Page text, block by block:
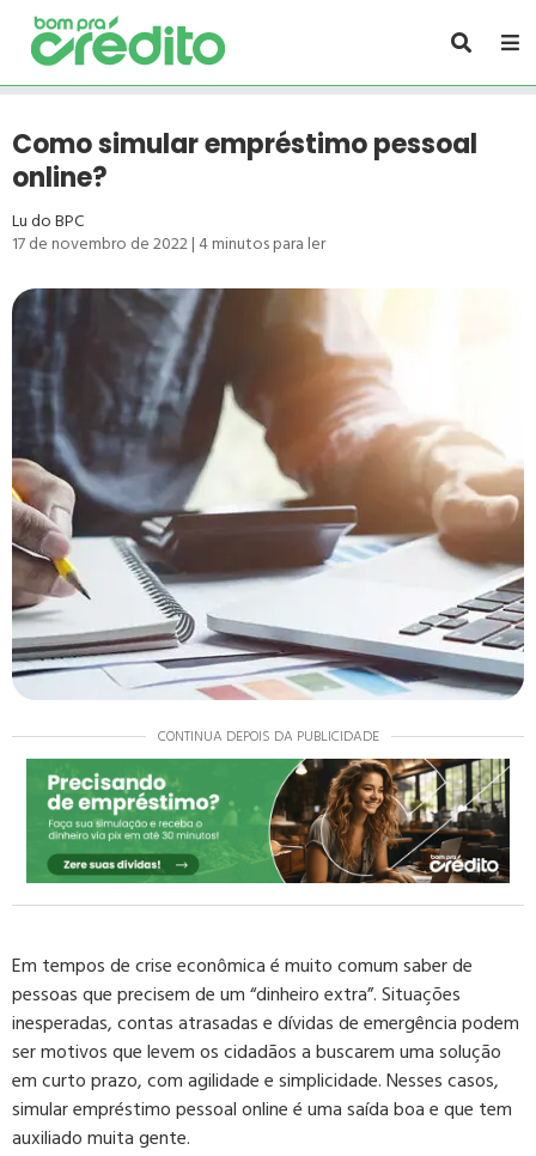
Como simular empréstimo pessoal
online?
Lu do BPC
17 de novembro de 2022| 4minutos para ler
CONTINUA DEPOIS DA PUBLICIDADE
Em tempos de crise econômica é muito comum saber de
pessoas que precisem de um “dinheiro extra”. Situações
inesperadas, contas atrasadas e dívidas de emergência podem
ser motivos que levem os cidadãos a buscarem uma solução
em curto prazo, com agilidade e simplicidade. Nesses casos,
simular empréstimo pessoal online é uma saída boa e que tem
auxiliado muita gente.